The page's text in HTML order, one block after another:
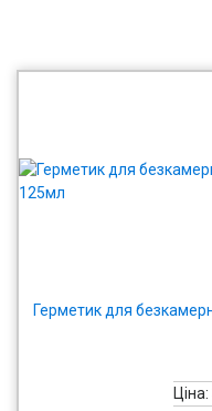
Герметик для
Ціна: